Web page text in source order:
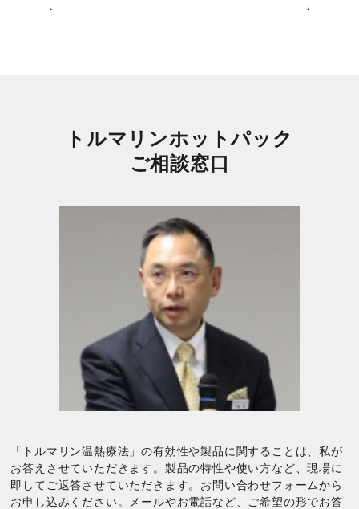
トルマリンホットパック
ご相談窓口
「トルマリン温熱療法」の有効性や製品に関することは、私が
お答えさせていただきます。製品の特性や使い方など、現場に
即してご返答させていただきます。お問い合わせフォームから
お申し込みください。メールやお電話など、ご希望の形でお答